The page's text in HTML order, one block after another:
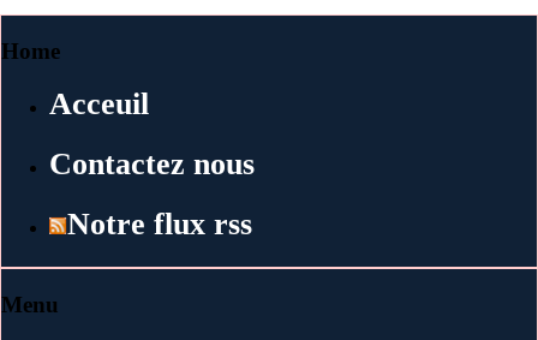
Home
Acceuil
Contactez nous
Notre flux rss
Menu